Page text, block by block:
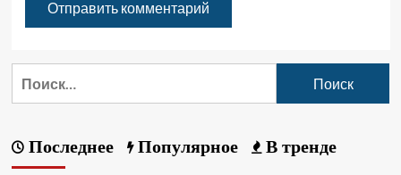
Последнее Популярное В тренде